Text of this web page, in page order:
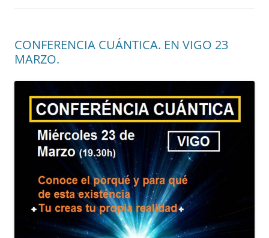
CONFERENCIA CUÁNTICA. EN VIGO 23
MARZO.